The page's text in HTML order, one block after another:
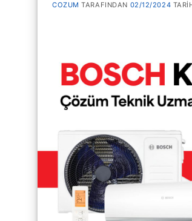
COZUM TARAFINDAN 02/12/2024